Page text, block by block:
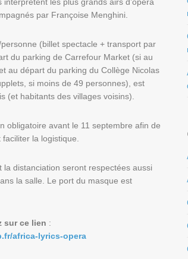
par Françoise Menghini.
(billet spectacle + transport par
du parking de Carrefour Market (si au
au départ du parking du Collège Nicolas
si moins de 49 personnes), est
(et habitants des villages voisins).
obligatoire avant le 11 septembre afin de
la logistique.
la distanciation seront respectées aussi
la salle. Le port du masque est
sur ce lien :
africa-lyrics-opera